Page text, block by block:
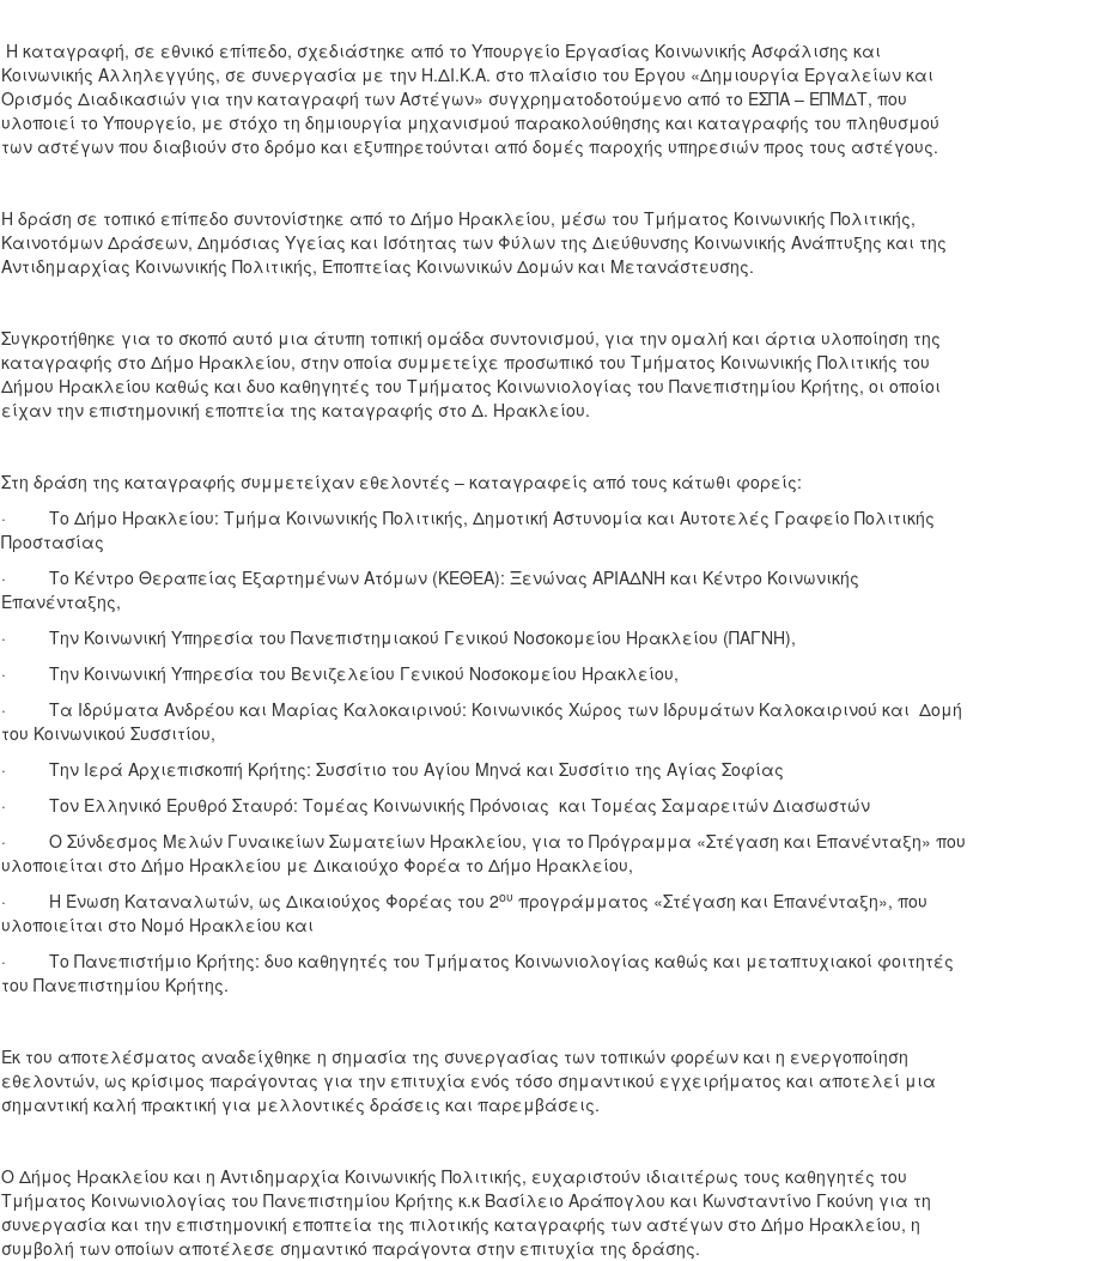
Η καταγραφή, σε εθνικό επίπεδο, σχεδιάστηκε από το Υπουργείο Εργασίας Κοινωνικής Ασφάλισης και
Κοινωνικής Αλληλεγγύης, σε συνεργασία με την Η.ΔΙ.Κ.Α. στο πλαίσιο του Έργου «Δημιουργία Εργαλείων και
Ορισμός Διαδικασιών για την καταγραφή των Αστέγων» συγχρηματοδοτούμενο από το ΕΣΠΑ – ΕΠΜΔΤ, που
υλοποιεί το Υπουργείο, με στόχο τη δημιουργία μηχανισμού παρακολούθησης και καταγραφής του πληθυσμού
των αστέγων που διαβιούν στο δρόμο και εξυπηρετούνται από δομές παροχής υπηρεσιών προς τους αστέγους.
Η δράση σε τοπικό επίπεδο συντονίστηκε από το Δήμο Ηρακλείου, μέσω του Τμήματος Κοινωνικής Πολιτικής,
Καινοτόμων Δράσεων, Δημόσιας Υγείας και Ισότητας των Φύλων της Διεύθυνσης Κοινωνικής Ανάπτυξης και της
Αντιδημαρχίας Κοινωνικής Πολιτικής, Εποπτείας Κοινωνικών Δομών και Μετανάστευσης.
Συγκροτήθηκε για το σκοπό αυτό μια άτυπη τοπική ομάδα συντονισμού, για την ομαλή και άρτια υλοποίηση της
καταγραφής στο Δήμο Ηρακλείου, στην οποία συμμετείχε προσωπικό του Τμήματος Κοινωνικής Πολιτικής του
Δήμου Ηρακλείου καθώς και δυο καθηγητές του Τμήματος Κοινωνιολογίας του Πανεπιστημίου Κρήτης, οι οποίοι
είχαν την επιστημονική εποπτεία της καταγραφής στο Δ. Ηρακλείου.
Στη δράση της καταγραφής συμμετείχαν εθελοντές – καταγραφείς από τους κάτωθι φορείς:
· Το Δήμο Ηρακλείου: Τμήμα Κοινωνικής Πολιτικής, Δημοτική Αστυνομία και Αυτοτελές Γραφείο Πολιτικής
Προστασίας
· Το Κέντρο Θεραπείας Εξαρτημένων Ατόμων (ΚΕΘΕΑ): Ξενώνας ΑΡΙΑΔΝΗ και Κέντρο Κοινωνικής
Επανένταξης,
· Την Κοινωνική Υπηρεσία του Πανεπιστημιακού Γενικού Νοσοκομείου Ηρακλείου (ΠΑΓΝΗ),
· Την Κοινωνική Υπηρεσία του Βενιζελείου Γενικού Νοσοκομείου Ηρακλείου,
· Τα Ιδρύματα Ανδρέου και Μαρίας Καλοκαιρινού: Κοινωνικός Χώρος των Ιδρυμάτων Καλοκαιρινού και Δομή
του Κοινωνικού Συσσιτίου,
· Την Ιερά Αρχιεπισκοπή Κρήτης: Συσσίτιο του Αγίου Μηνά και Συσσίτιο της Αγίας Σοφίας
· Τον Ελληνικό Ερυθρό Σταυρό: Τομέας Κοινωνικής Πρόνοιας και Τομέας Σαμαρειτών Διασωστών
· Ο Σύνδεσμος Μελών Γυναικείων Σωματείων Ηρακλείου, για το Πρόγραμμα «Στέγαση και Επανένταξη» που
υλοποιείται στο Δήμο Ηρακλείου με Δικαιούχο Φορέα το Δήμο Ηρακλείου,
· Η Ένωση Καταναλωτών, ως Δικαιούχος Φορέας του 2ου προγράμματος «Στέγαση και Επανένταξη», που
υλοποιείται στο Νομό Ηρακλείου και
· Το Πανεπιστήμιο Κρήτης: δυο καθηγητές του Τμήματος Κοινωνιολογίας καθώς και μεταπτυχιακοί φοιτητές
του Πανεπιστημίου Κρήτης.
Εκ του αποτελέσματος αναδείχθηκε η σημασία της συνεργασίας των τοπικών φορέων και η ενεργοποίηση
εθελοντών, ως κρίσιμος παράγοντας για την επιτυχία ενός τόσο σημαντικού εγχειρήματος και αποτελεί μια
σημαντική καλή πρακτική για μελλοντικές δράσεις και παρεμβάσεις.
Ο Δήμος Ηρακλείου και η Αντιδημαρχία Κοινωνικής Πολιτικής, ευχαριστούν ιδιαιτέρως τους καθηγητές του
Τμήματος Κοινωνιολογίας του Πανεπιστημίου Κρήτης κ.κ Βασίλειο Αράπογλου και Κωνσταντίνο Γκούνη για τη
συνεργασία και την επιστημονική εποπτεία της πιλοτικής καταγραφής των αστέγων στο Δήμο Ηρακλείου, η
συμβολή των οποίων αποτέλεσε σημαντικό παράγοντα στην επιτυχία της δράσης.